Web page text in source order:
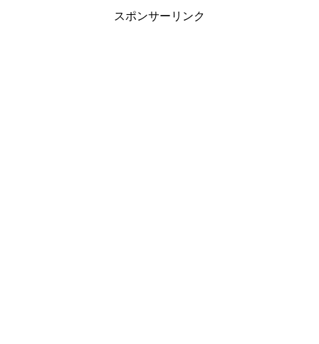
スポンサーリンク